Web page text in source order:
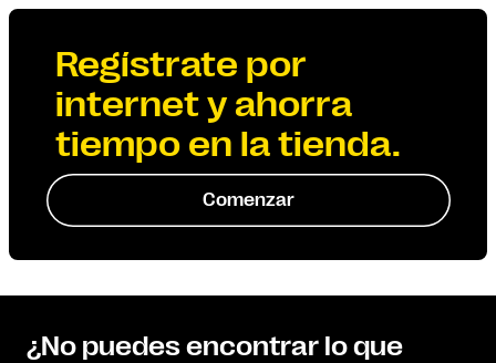
Regístrate por
internet y ahorra
tiempo en la tienda.
Comenzar
¿No puedes encontrar lo que